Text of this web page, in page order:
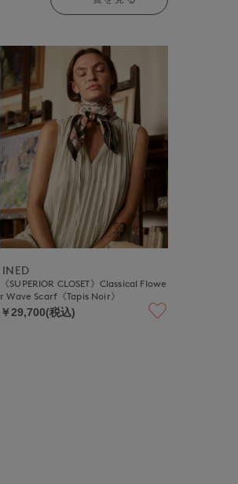
INED
《SUPERIOR CLOSET》Classical Flowe
r Wave Scarf《Tapis Noir》
￥29,700(税込)